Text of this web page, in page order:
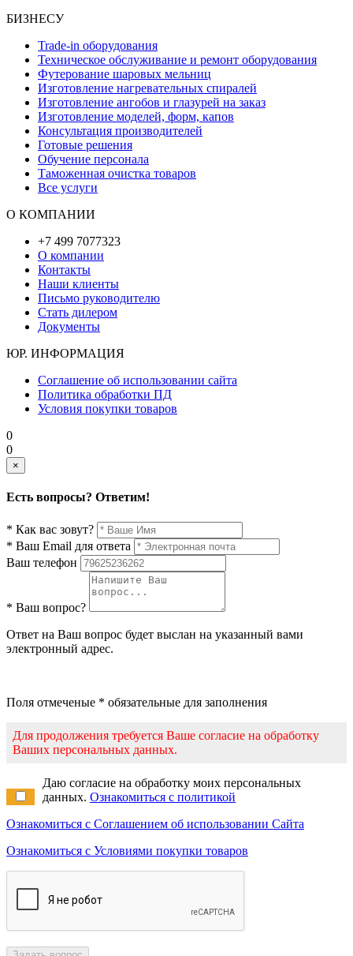
БИЗНЕСУ
Trade-in оборудования
Техническое обслуживание и ремонт оборудования
Футерование шаровых мельниц
Изготовление нагревательных спиралей
Изготовление ангобов и глазурей на заказ
Изготовление моделей, форм, капов
Консультация производителей
Готовые решения
Обучение персонала
Таможенная очистка товаров
Все услуги
О КОМПАНИИ
+7 499 7077323
О компании
Контакты
Наши клиенты
Письмо руководителю
Стать дилером
Документы
ЮР. ИНФОРМАЦИЯ
Соглашение об использовании сайта
Политика обработки ПД
Условия покупки товаров
0
0
×
Есть вопросы? Ответим!
* Как вас зовут?
* Ваш Email для ответа
Ваш телефон
* Ваш вопрос?
Ответ на Ваш вопрос будет выслан на указанный вами
электронный адрес.
Поля отмеченые * обязательные для заполнения
Для продолжения требуется Ваше согласие на обработку
Ваших персональных данных.
Даю согласие на обработку моих персональных
данных. Ознакомиться с политикой
Ознакомиться с Соглашением об использовании Сайта
Ознакомиться с Условиями покупки товаров